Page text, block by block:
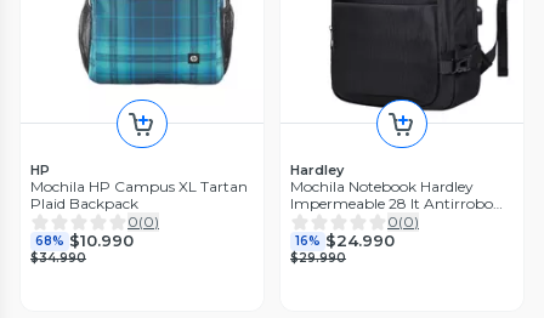
HP
Mochila HP Campus XL Tartan
Plaid Backpack
0(0)
68% $10.990
$34.990
Hardley
Mochila Notebook Hardley
Impermeable 28 lt Antirrobo
Balistica
0(0)
16% $24.990
$29.990